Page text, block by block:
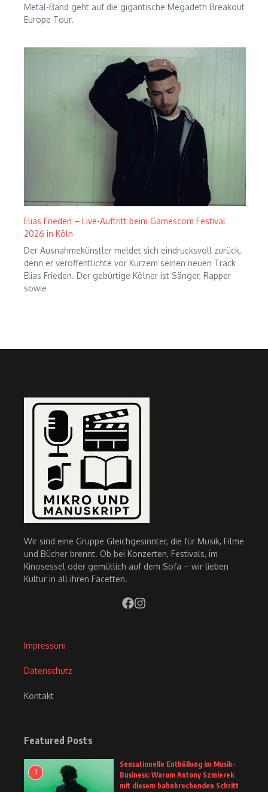
Metal-Band geht auf die gigantische Megadeth Breakout
Europe Tour.
Elias Frieden – Live-Auftritt beim Gamescom Festival
2026 in Köln
Der Ausnahmekünstler meldet sich eindrucksvoll zurück,
denn er veröffentlichte vor Kurzem seinen neuen Track
Elias Frieden. Der gebürtige Kölner ist Sänger, Rapper
sowie
Wir sind eine Gruppe Gleichgesinnter, die für Musik, Filme
und Bücher brennt. Ob bei Konzerten, Festivals, im
Kinosessel oder gemütlich auf dem Sofa – wir lieben
Kultur in all ihren Facetten.
Impressum
Datenschutz
Kontakt
Featured Posts
1
Sensationelle Enthüllung im Musik-
Business: Warum Antony Szmierek
mit diesem bahnbrechenden Schritt